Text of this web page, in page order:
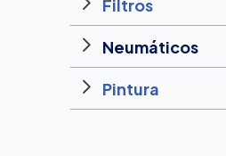
Filtros
Neumáticos
Pintura